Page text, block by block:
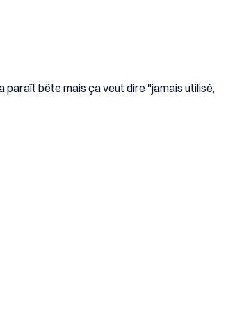
paraît bête mais ça veut dire "jamais utilisé,